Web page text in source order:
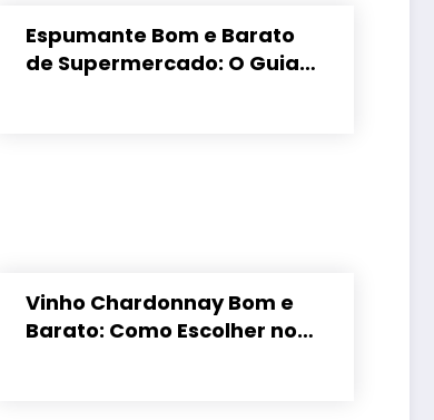
Espumante Bom e Barato
de Supermercado: O Guia
Vinho Chardonnay Bom e
Barato: Como Escolher no